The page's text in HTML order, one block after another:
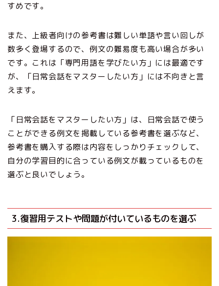
すめです。
また、上級者向けの参考書は難しい単語や言い回しが
数多く登場するので、例文の難易度も高い場合が多い
です。これは「専門用語を学びたい方」には最適です
が、「日常会話をマスターしたい方」には不向きと言
えます。
「日常会話をマスターしたい方」は、日常会話で使う
ことができる例文を掲載している参考書を選ぶなど、
参考書を購入する際は内容をしっかりチェックして、
自分の学習目的に合っている例文が載っているものを
選ぶと良いでしょう。
3.復習用テストや問題が付いているものを選ぶ